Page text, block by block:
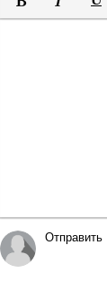
Полужирный
Курсив
Отправить